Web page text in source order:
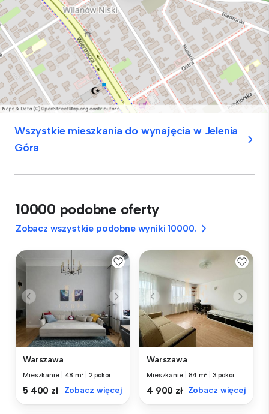
Wszystkie mieszkania do wynajęcia w Jelenia
Góra
10000 podobne oferty
Zobacz wszystkie podobne wyniki 10000.
Warszawa
Mieszkanie 48 m² 2 pokoi
5 400 zł Zobacz więcej
Warszawa
Mieszkanie 84 m² 3 pokoi
4 900 zł Zobacz więcej